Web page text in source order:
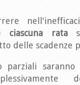
ciascuna rata
delle scadenze
parziali